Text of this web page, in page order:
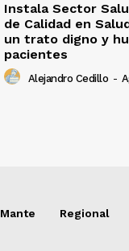
Instala Sector
de Calidad en
un trato digno y
pacientes
Alejandro Cedillo -
Mante Regional